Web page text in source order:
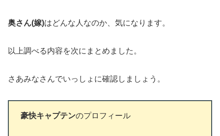
奥さん(嫁)はどんな人なのか、気になります。
以上調べる内容を次にまとめました。
さあみなさんでいっしょに確認しましょう。
豪快キャプテンのプロフィール